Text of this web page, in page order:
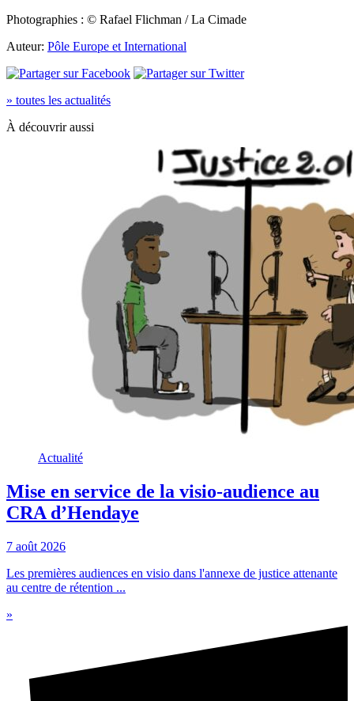
Photographies : © Rafael Flichman / La Cimade
Auteur: Pôle Europe et International
» toutes les actualités
À découvrir aussi
Actualité
Mise en service de la visio-audience au
CRA d’Hendaye
7 août 2026
Les premières audiences en visio dans l'annexe de justice attenante
au centre de rétention ...
»